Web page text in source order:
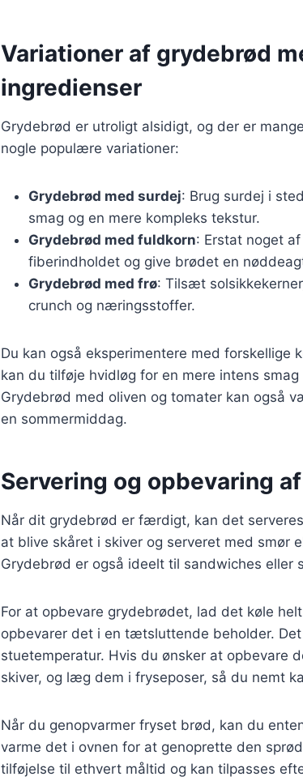
Variationer af grydebrød
ingredienser
Grydebrød er utroligt alsidigt, og der er
nogle populære variationer:
Grydebrød med surdej: Brug surdej i
smag og en mere kompleks tekstur.
Grydebrød med fuldkorn: Erstat noget
fiberindholdet og give brødet en
Grydebrød med frø: Tilsæt
crunch og næringsstoffer.
Du kan også eksperimentere med forskellige
kan du tilføje hvidløg for en mere intens
Grydebrød med oliven og tomater kan også
en sommermiddag.
Servering og opbevaring
Når dit grydebrød er færdigt, kan det
at blive skåret i skiver og serveret med smør
Grydebrød er også ideelt til sandwiches eller
For at opbevare grydebrødet, lad det køle
opbevarer det i en tætsluttende beholder.
stuetemperatur. Hvis du ønsker at
skiver, og læg dem i fryseposer, så du nemt
Når du genopvarmer fryset brød, kan du
varme det i ovnen for at genoprette den
tilføjelse til ethvert måltid og kan tilpasses